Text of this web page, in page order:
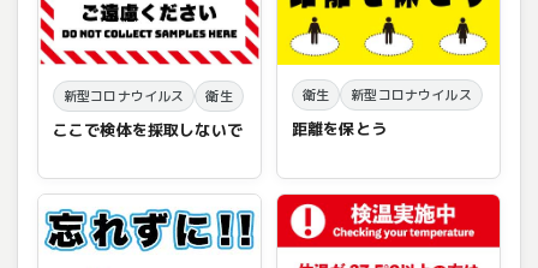
新型コロナウイルス 衛生
ここで検体を採取しないで
衛生 新型コロナウイルス
距離を保とう